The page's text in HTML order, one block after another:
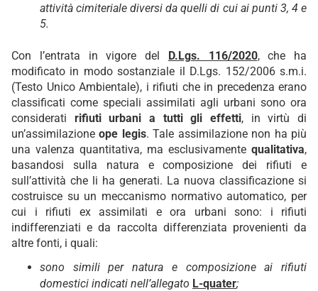
attività cimiteriale diversi da quelli di cui ai punti 3, 4 e
5.
Con l’entrata in vigore del D.Lgs. 116/2020, che ha
modificato in modo sostanziale il D.Lgs. 152/2006 s.m.i.
(Testo Unico Ambientale), i rifiuti che in precedenza erano
classificati come speciali assimilati agli urbani sono ora
considerati rifiuti urbani a tutti gli effetti, in virtù di
un’assimilazioneope legis. Tale assimilazione non ha più
una valenza quantitativa, ma esclusivamente qualitativa,
basandosi sulla natura e composizione dei rifiuti e
sull’attività che li ha generati. La nuova classificazione si
costruisce su un meccanismo normativo automatico, per
cui i rifiuti ex assimilati e ora urbani sono: i rifiuti
indifferenziati e da raccolta differenziata provenienti da
altre fonti, i quali:
sono simili per natura e composizione ai rifiuti
domestici indicati nell’allegato L-quater;